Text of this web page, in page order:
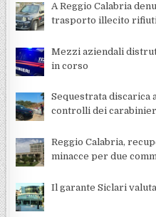
A Reggio Calabria
trasporto illecito
Mezzi aziendali
in corso
Sequestrata discarica
controlli dei
Reggio Calabria,
minacce per due
Il garante Siclari